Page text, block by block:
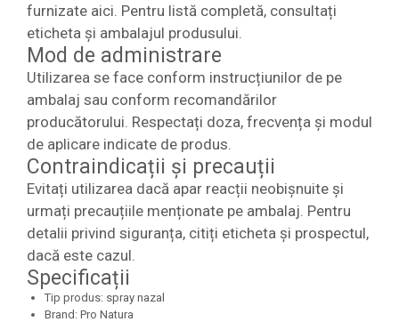
furnizate aici. Pentru listă completă, consultați
eticheta și ambalajul produsului.
Mod de administrare
Utilizarea se face conform instrucțiunilor de pe
ambalaj sau conform recomandărilor
producătorului. Respectați doza, frecvența și modul
de aplicare indicate de produs.
Contraindicații și precauții
Evitați utilizarea dacă apar reacții neobișnuite și
urmați precauțiile menționate pe ambalaj. Pentru
detalii privind siguranța, citiți eticheta și prospectul,
dacă este cazul.
Specificații
Tip produs: spray nazal
Brand: Pro Natura